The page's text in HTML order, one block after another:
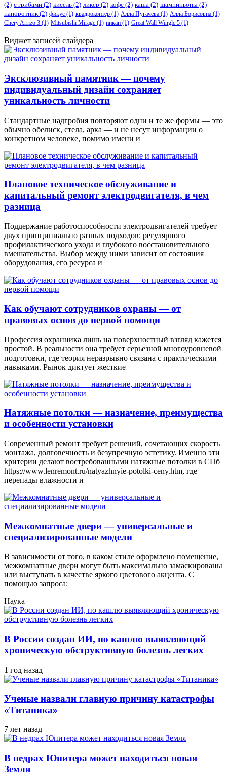
(2) с грибами (2) кисель (2) ликёр (2) кофе (2) каша (2) шампиньоны (2)
папоротник(2) фикус (1) квадрокоптер (1) Алла Пугачева (1) Алла Борисовна (1)
Chery Arrizo 3 (1) Mitsubishi Mirage (1) пикап (1) Great Wall Wingle 5 (1)
Виджет записей слайдера
Эксклюзивный памятник — почему
индивидуальный дизайн сохраняет
уникальность личности
Стандартные надгробия повторяют одни и те же формы — это
обычно обелиск, стела, арка — и не несут информации о
конкретном человеке, помимо имени и
Плановое техническое обслуживание и
капитальный ремонт электродвигателя, в чем
разница
Поддержание работоспособности электродвигателей требует
двух принципиально разных подходов: регулярного
профилактического ухода и глубокого восстановительного
вмешательства. Выбор между ними зависит от состояния
оборудования, его ресурса и
Как обучают сотрудников охраны — от
правовых основ до первой помощи
Профессия охранника лишь на поверхностный взгляд кажется
простой. В реальности она требует серьезной многоуровневой
подготовки, где теория неразрывно связана с практическими
навыками. Рынок диктует жесткие
Натяжные потолки — назначение, преимущества
и особенности установки
Современный ремонт требует решений, сочетающих скорость
монтажа, долговечность и безупречную эстетику. Именно эти
критерии делают востребованными натяжные потолки в СПб
https://www.lenremont.ru/natyazhnyie-potolki-ceny.htm, где
перепады влажности и
Межкомнатные двери — универсальные и
специализированные модели
В зависимости от того, в каком стиле оформлено помещение,
межкомнатные двери могут быть максимально замаскированы
или выступать в качестве яркого цветового акцента. С
помощью запроса:
Наука
В России создан ИИ, по кашлю выявляющий
хроническую обструктивную болезнь легких
1 год назад
Ученые назвали главную причину катастрофы
«Титаника»
7 лет назад
В недрах Юпитера может находиться новая
Земля